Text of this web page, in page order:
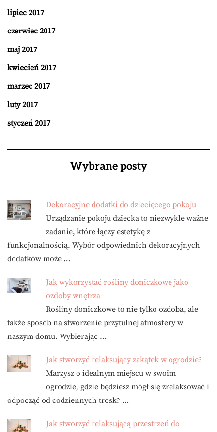
lipiec 2017
czerwiec 2017
maj 2017
kwiecień 2017
marzec 2017
luty 2017
styczeń 2017
Wybrane posty
Dekoracyjne dodatki do dziecięcego pokoju
Urządzanie pokoju dziecka to niezwykle ważne
zadanie, które łączy estetykę z
funkcjonalnością. Wybór odpowiednich dekoracyjnych
dodatków może …
Jak wykorzystać rośliny doniczkowe jako
ozdoby wnętrza
Rośliny doniczkowe to nie tylko ozdoba, ale
także sposób na stworzenie przytulnej atmosfery w
naszym domu. Wybierając …
Jak stworzyć relaksujący zakątek w ogrodzie?
Marzysz o idealnym miejscu w swoim
ogrodzie, gdzie będziesz mógł się zrelaksować i
odpocząć od codziennych trosk? …
Jak stworzyć relaksującą przestrzeń do